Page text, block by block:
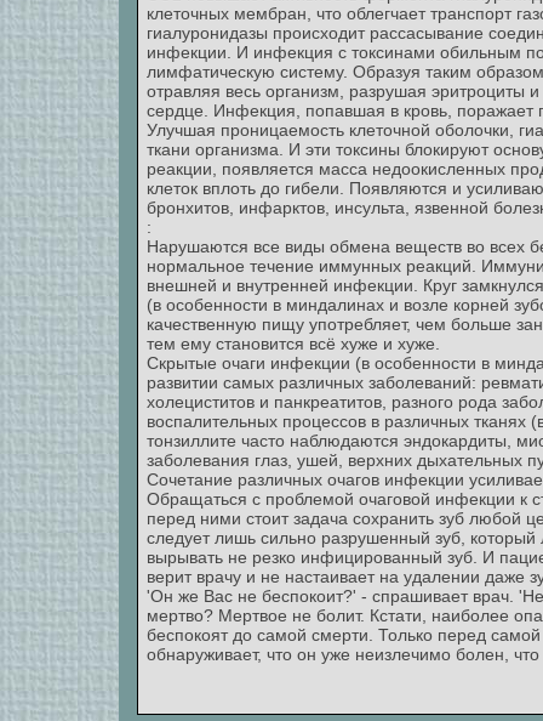
клеточных мембран, что облегчает транспорт
гиалуронидазы происходит рассасывание
инфекции. И инфекция с токсинами обильным
лимфатическую систему. Образуя таким
отравляя весь организм, разрушая эритроциты
сердце. Инфекция, попавшая в кровь, поражает
Улучшая проницаемость клеточной оболочки,
ткани организма. И эти токсины блокируют
реакции, появляется масса недоокисленных
клеток вплоть до гибели. Появляются и
бронхитов, инфарктов, инсульта, язвенной
:
Нарушаются все виды обмена веществ во всех
нормальное течение иммунных реакций.
внешней и внутренней инфекции. Круг
(в особенности в миндалинах и возле корней
качественную пищу употребляет, чем больше
тем ему становится всё хуже и хуже.
Скрытые очаги инфекции (в особенности в
развитии самых различных заболеваний:
холециститов и панкреатитов, разного рода
воспалительных процессов в различных тканях
тонзиллите часто наблюдаются эндокардиты,
заболевания глаз, ушей, верхних дыхательных
Сочетание различных очагов инфекции
Обращаться с проблемой очаговой инфекции к
перед ними стоит задача сохранить зуб любой
следует лишь сильно разрушенный зуб,
вырывать не резко инфицированный зуб. И
верит врачу и не настаивает на удалении даже
'Он же Вас не беспокоит?' - спрашивает врач.
мертво? Мертвое не болит. Кстати, наиболее
беспокоят до самой смерти. Только перед
обнаруживает, что он уже неизлечимо болен,